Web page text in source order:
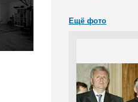
Ещё фото